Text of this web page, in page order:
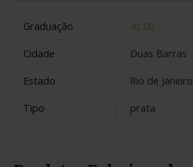
Graduação
42.00
Cidade
Duas Barras
Estado
Rio de Janeiro
Tipo
prata